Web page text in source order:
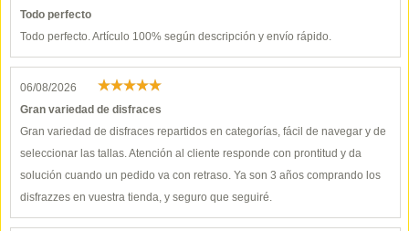
Todo perfecto
Todo perfecto. Artículo 100% según descripción y envío rápido.
06/08/2026
Gran variedad de disfraces
Gran variedad de disfraces repartidos en categorías, fácil de navegar y de
seleccionar las tallas. Atención al cliente responde con prontitud y da
solución cuando un pedido va con retraso. Ya son 3 años comprando los
disfrazzes en vuestra tienda, y seguro que seguiré.